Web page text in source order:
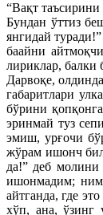
“Вақт
Бундан ўттиз
янгидай
баайни
лириклар, балки
Дарвоқе,
габаритлари
бўрини
эринмай туз
эмиш, урғочи
жўрам ишонч
да!” деб молини
ишонмадим;
айтганда, где
хўп, ана, ўзинг